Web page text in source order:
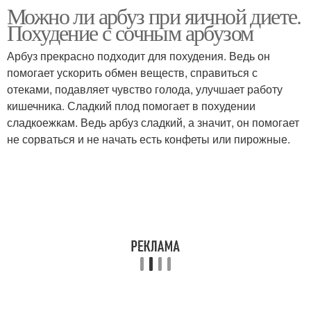
Диета на неделю Яйца на диете
Можно ли арбуз при яичной диете.
Похудение с сочным арбузом
Арбуз прекрасно подходит для похудения. Ведь он
помогает ускорить обмен веществ, справиться с
отеками, подавляет чувство голода, улучшает работу
кишечника. Сладкий плод помогает в похудении
сладкоежкам. Ведь арбуз сладкий, а значит, он помогает
не сорваться и не начать есть конфеты или пирожные.